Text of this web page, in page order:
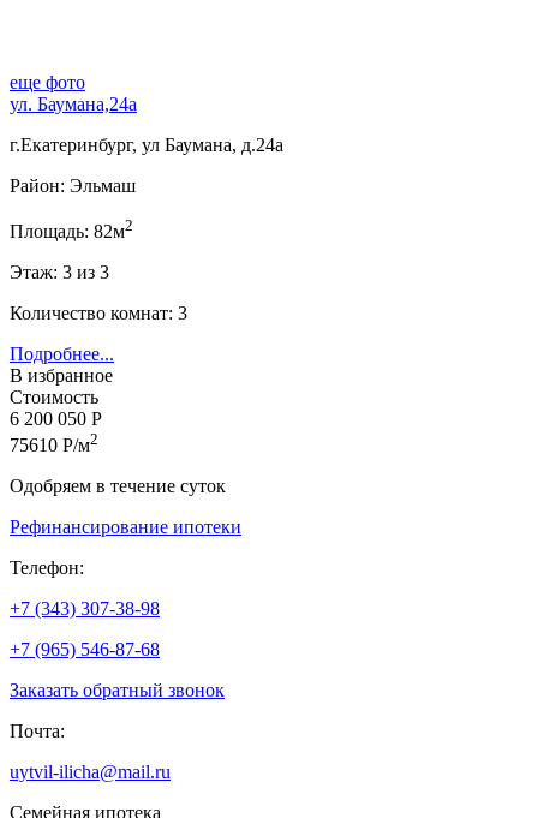
еще фото
ул. Баумана,24а
г.Екатеринбург, ул Баумана, д.24а
Район: Эльмаш
Площадь: 82м2
Этаж: 3 из 3
Количество комнат: 3
Подробнее...
В избранное
Стоимость
6 200 050 Р
75610 Р/м2
Одобряем в течение суток
Рефинансирование ипотеки
Телефон:
+7 (343) 307-38-98
+7 (965) 546-87-68
Заказать обратный звонок
Почта:
uytvil-ilicha@mail.ru
Семейная ипотека